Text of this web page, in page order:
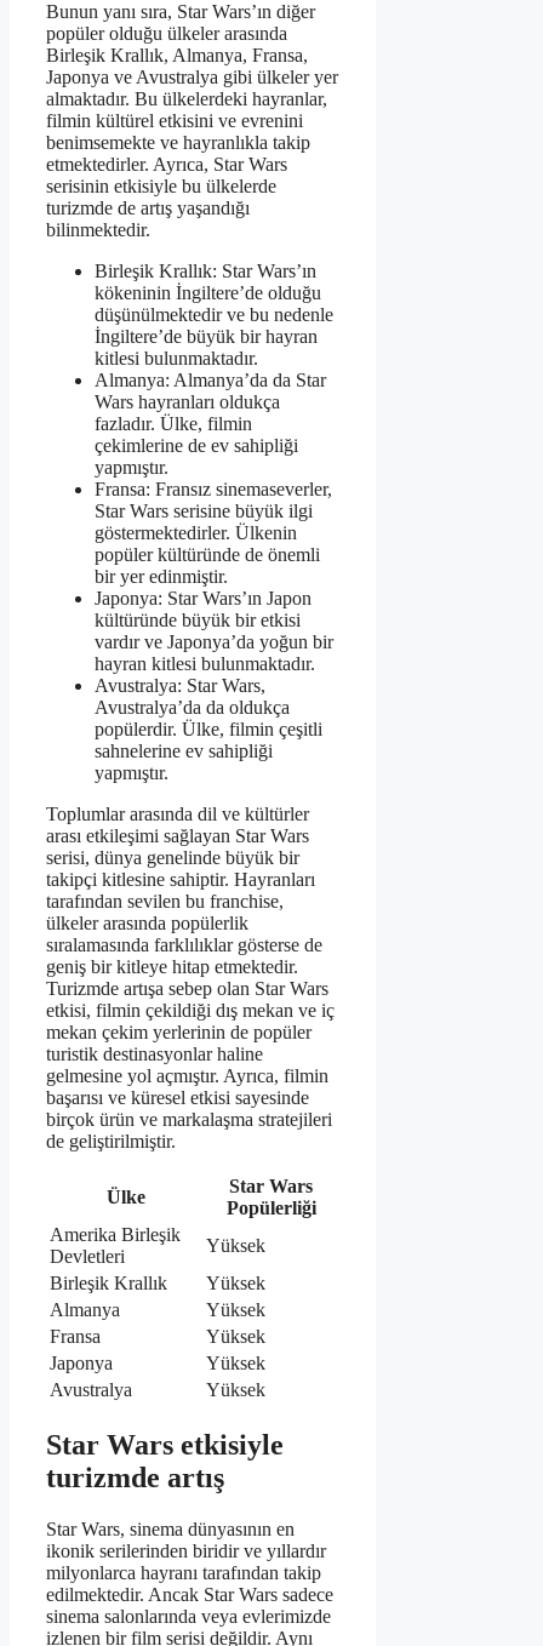
Bunun yanı sıra, Star Wars’ın diğer
popüler olduğu ülkeler arasında
Birleşik Krallık, Almanya, Fransa,
Japonya ve Avustralya gibi ülkeler yer
almaktadır. Bu ülkelerdeki hayranlar,
filmin kültürel etkisini ve evrenini
benimsemekte ve hayranlıkla takip
etmektedirler. Ayrıca, Star Wars
serisinin etkisiyle bu ülkelerde
turizmde de artış yaşandığı
bilinmektedir.
Birleşik Krallık: Star Wars’ın
kökeninin İngiltere’de olduğu
düşünülmektedir ve bu nedenle
İngiltere’de büyük bir hayran
kitlesi bulunmaktadır.
Almanya: Almanya’da da Star
Wars hayranları oldukça
fazladır. Ülke, filmin
çekimlerine de ev sahipliği
yapmıştır.
Fransa: Fransız sinemaseverler,
Star Wars serisine büyük ilgi
göstermektedirler. Ülkenin
popüler kültüründe de önemli
bir yer edinmiştir.
Japonya: Star Wars’ın Japon
kültüründe büyük bir etkisi
vardır ve Japonya’da yoğun bir
hayran kitlesi bulunmaktadır.
Avustralya: Star Wars,
Avustralya’da da oldukça
popülerdir. Ülke, filmin çeşitli
sahnelerine ev sahipliği
yapmıştır.
Toplumlar arasında dil ve kültürler
arası etkileşimi sağlayan Star Wars
serisi, dünya genelinde büyük bir
takipçi kitlesine sahiptir. Hayranları
tarafından sevilen bu franchise,
ülkeler arasında popülerlik
sıralamasında farklılıklar gösterse de
geniş bir kitleye hitap etmektedir.
Turizmde artışa sebep olan Star Wars
etkisi, filmin çekildiği dış mekan ve iç
mekan çekim yerlerinin de popüler
turistik destinasyonlar haline
gelmesine yol açmıştır. Ayrıca, filmin
başarısı ve küresel etkisi sayesinde
birçok ürün ve markalaşma stratejileri
de geliştirilmiştir.
Ülke
Star Wars
Popülerliği
Amerika Birleşik
Devletleri
Yüksek
Birleşik Krallık
Yüksek
Almanya
Yüksek
Fransa
Yüksek
Japonya
Yüksek
Avustralya
Yüksek
Star Wars etkisiyle
turizmde artış
Star Wars, sinema dünyasının en
ikonik serilerinden biridir ve yıllardır
milyonlarca hayranı tarafından takip
edilmektedir. Ancak Star Wars sadece
sinema salonlarında veya evlerimizde
izlenen bir film serisi değildir. Aynı